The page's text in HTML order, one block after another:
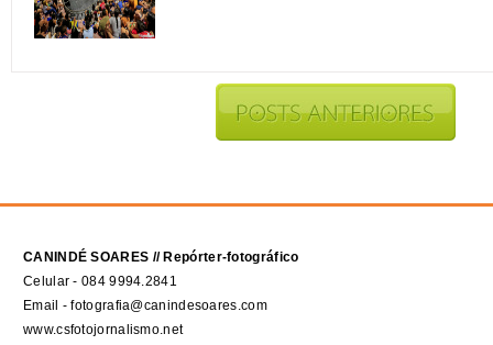
CANINDÉ SOARES // Repórter-fotográfico
Celular - 084 9994.2841
Email - fotografia@canindesoares.com
www.csfotojornalismo.net